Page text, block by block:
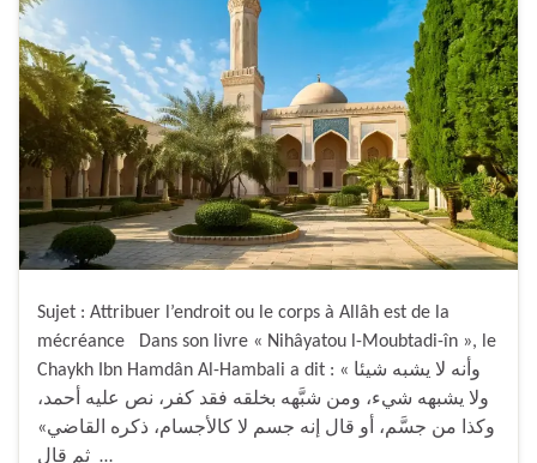
Sujet : Attribuer l’endroit ou le corps à Allâh est de la
mécréance Dans son livre « Nihâyatou l-Moubtadi-în », le
Chaykh Ibn Hamdân Al-Hambali a dit : « وأنه لا يشبه شيئا
ولا يشبهه شيء، ومن شبَّهه بخلقه فقد كفر، نص عليه أحمد،
وكذا من جسَّم، أو قال إنه جسم لا كالأجسام، ذكره القاضي»
ثم قال …